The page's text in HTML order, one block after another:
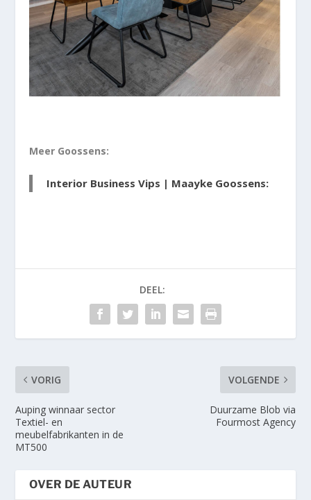
Meer Goossens:
Interior Business Vips | Maayke Goossens:
DEEL:
VORIG
Auping winnaar sector
Textiel- en
meubelfabrikanten in de
MT500
VOLGENDE
Duurzame Blob via
Fourmost Agency
OVER DE AUTEUR